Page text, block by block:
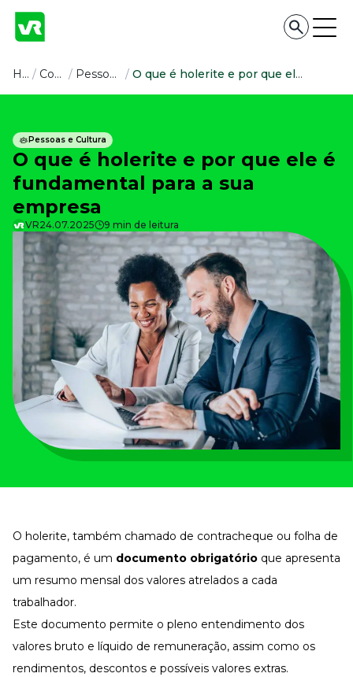
Conteúdo
Todas as categorias
Confira nossos conteúdos
Empreendedorismo
Impulsione o seu negócio
Legislação
Fique por dentro da lei
Pessoas e Cultura
Aprimore a cultura organizacional
Educação Financeira
Saiba como gerenciar o seu dinheiro
Para o Trabalhador
Tudo para facilitar a rotina
Imprensa
VR na Imprensa
Cursos
Para simplificar os processos
Gestão de Empresas e Negócios
Eleve os resultados da organização
Gestão de Pessoas e Liderança
Capacitação com especialistas
Recursos Humanos
Fortaleça a cultura organizacional
Home / Conteúdo / Pessoas e Cultura / O que é holerite e por que ele é fundamental para a sua empresa
Pessoas e Cultura
O que é holerite e por que ele é
fundamental para a sua
empresa
VR24.07.2025 9 min de leitura
O holerite, também chamado de contracheque ou folha de
pagamento, é um documento obrigatório que apresenta
um resumo mensal dos valores atrelados a cada
trabalhador.
Este documento permite o pleno entendimento dos
valores bruto e líquido de remuneração, assim como os
rendimentos, descontos e possíveis valores extras.